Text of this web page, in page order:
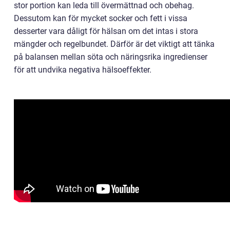
stor portion kan leda till övermättnad och obehag.
Dessutom kan för mycket socker och fett i vissa
desserter vara dåligt för hälsan om det intas i stora
mängder och regelbundet. Därför är det viktigt att tänka
på balansen mellan söta och näringsrika ingredienser
för att undvika negativa hälsoeffekter.